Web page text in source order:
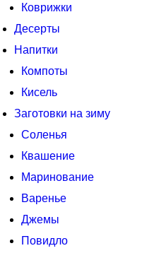
Коврижки
Десерты
Напитки
Компоты
Кисель
Заготовки на зиму
Соленья
Квашение
Маринование
Варенье
Джемы
Повидло